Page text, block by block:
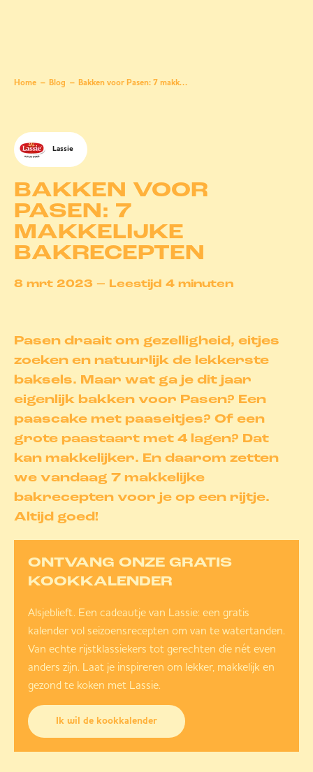
Home Blog Bakken voor Pasen: 7 makkelijke bakrecepten
Lassie
BAKKEN VOOR
PASEN: 7
MAKKELIJKE
BAKRECEPTEN
8 mrt 2023 – Leestijd 4 minuten
Pasen draait om gezelligheid, eitjes
zoeken en natuurlijk de lekkerste
baksels. Maar wat ga je dit jaar
eigenlijk bakken voor Pasen? Een
paascake met paaseitjes? Of een
grote paastaart met 4 lagen? Dat
kan makkelijker. En daarom zetten
we vandaag 7 makkelijke
bakrecepten voor je op een rijtje.
Altijd goed!
ONTVANG ONZE GRATIS
KOOKKALENDER
Alsjeblieft. Een cadeautje van Lassie: een gratis
kalender vol seizoensrecepten om van te watertanden.
Van echte rijstklassiekers tot gerechten die nét even
anders zijn. Laat je inspireren om lekker, makkelijk en
gezond te koken met Lassie.
Ik wil de kookkalender